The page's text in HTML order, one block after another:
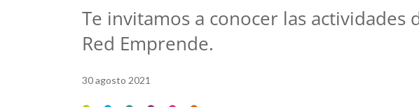
Te invitamos a conocer las
Red Emprende.
30 agosto 2021